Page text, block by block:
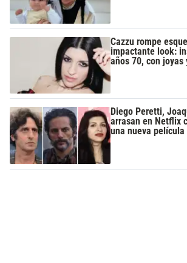
Cazzu rompe
impactante look:
años 70, con
Diego Peretti,
arrasan en Netflix
una nueva